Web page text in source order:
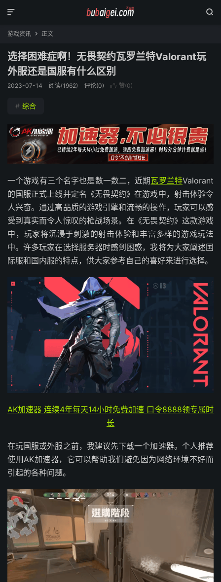


游戏资讯  正文
选择困难症啊！无畏契约瓦罗兰特Valorant玩
外服还是国服有什么区别
2023-07-14 阅读(1962) 评论(0)  赞(0)
# 综合
一个游戏有三个名字也是数一数二，近期瓦罗兰特Valorant
的国服正式上线并定名《无畏契约》在游戏中，射击体验令
人兴奋。通过高品质的游戏引擎和流畅的操作，玩家可以感
受到真实而令人惊叹的枪战场景。在《无畏契约》这款游戏
中，玩家将沉浸于刺激的射击体验和丰富多样的游戏玩法
中。许多玩家在选择服务器时感到困惑，我将为大家阐述国
际服和国内服的特点，供大家参考自己的喜好来进行选择。
AK加速器 连续4年每天14小时免费加速 口令8888领专属时
长
在玩国服或外服之前，我建议先下载一个加速器。个人推荐
使用AK加速器，它可以帮助我们避免因为网络环境不好而
引起的各种问题。